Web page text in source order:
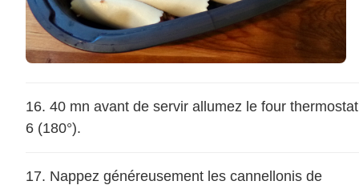
40 mn avant de servir allumez le four thermostat
6 (180°).
Nappez généreusement les cannellonis de